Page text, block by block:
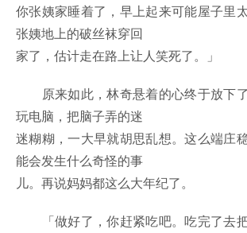
你张姨家睡着了，早上起来可能屋子里
张姨地上的破丝袜穿回
家了，估计走在路上让人笑死了。」
原来如此，林奇悬着的心终于放下
玩电脑，把脑子弄的迷
迷糊糊，一大早就胡思乱想。这么端庄
能会发生什么奇怪的事
儿。再说妈妈都这么大年纪了。
「做好了，你赶紧吃吧。吃完了去